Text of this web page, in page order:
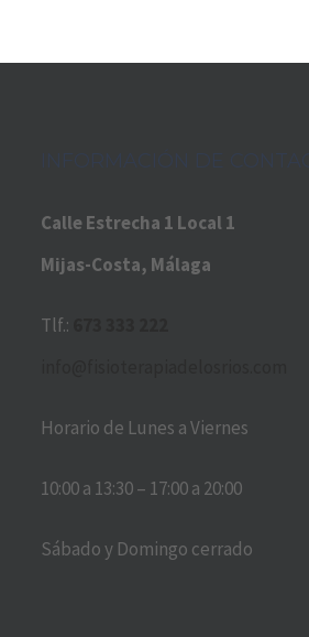
Calle Estrecha 1 Local 1
Mijas-Costa, Málaga
Tlf.:
Horario de Lunes a Viernes
10:00 a 13:30 – 17:00 a 20:00
Sábado y Domingo cerrado